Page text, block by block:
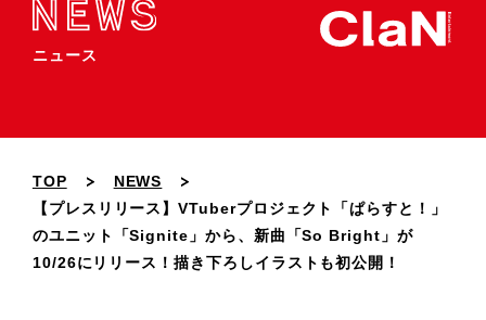
ニュース
TOP
NEWS
【プレスリリース】VTuberプロジェクト「ぱらすと！」
のユニット「Signite」から、新曲「So Bright」が
10/26にリリース！描き下ろしイラストも初公開！